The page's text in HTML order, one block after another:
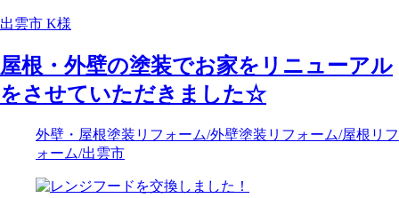
出雲市 K様
屋根・外壁の塗装でお家をリニューアル
をさせていただきました☆
外壁・屋根塗装リフォーム/外壁塗装リフォーム/屋根リフ
ォーム/出雲市